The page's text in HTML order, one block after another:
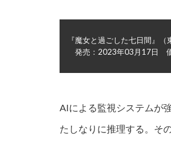
『魔女と過ごした七日間』
発売： 2023年03月17日
AIによる監視システムが
たしなりに推理する。そ